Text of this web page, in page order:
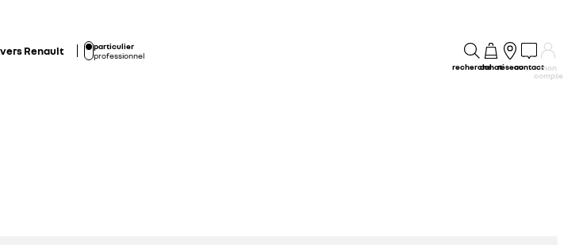
Renault
particulier
professionnel
rechercheachatréseaucontactmon
compte